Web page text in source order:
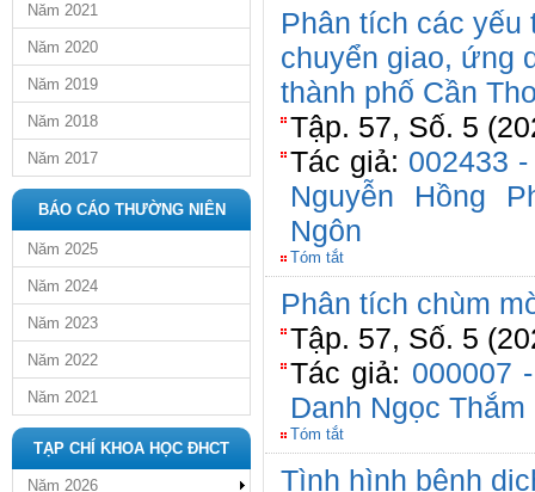
Năm 2021
Năm 2020
Năm 2019
Năm 2018
Năm 2017
BÁO CÁO THƯỜNG NIÊN
Năm 2025
Năm 2024
Năm 2023
Năm 2022
Năm 2021
TẠP CHÍ KHOA HỌC ĐHCT
Năm 2026
Phân tích các yếu
chuyển giao, ứng
thành phố Cần
Tập. 57, Số. 5
Tác giả: 002433
Nguyễn Hồng
Ngôn
Tóm tắt
Phân tích chùm
Tập. 57, Số. 5
Tác giả: 000007
Danh Ngọc Thắm
Tóm tắt
Tình hình bệnh